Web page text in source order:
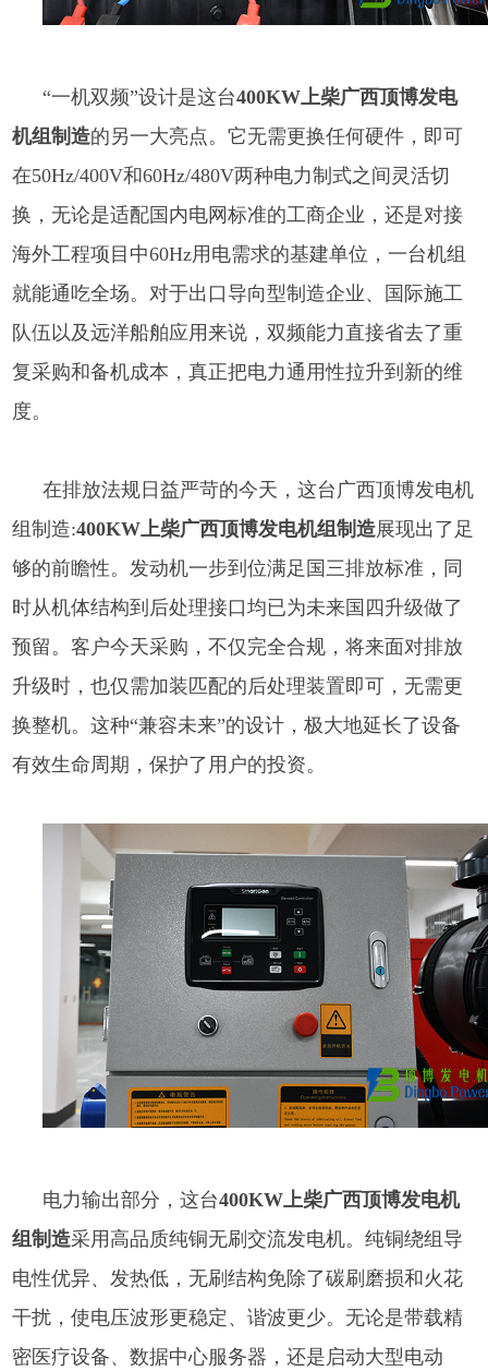
“一机双频”设计是这台400KW上柴广西顶博发电
机组制造的另一大亮点。它无需更换任何硬件，即可
在50Hz/400V和60Hz/480V两种电力制式之间灵活切
换，无论是适配国内电网标准的工商企业，还是对接
海外工程项目中60Hz用电需求的基建单位，一台机组
就能通吃全场。对于出口导向型制造企业、国际施工
队伍以及远洋船舶应用来说，双频能力直接省去了重
复采购和备机成本，真正把电力通用性拉升到新的维
度。
在排放法规日益严苛的今天，这台 广西顶博发电机
组制造:400KW上柴广西顶博发电机组制造展现出了足
够的前瞻性。发动机一步到位满足国三排放标准，同
时从机体结构到后处理接口均已为未来国四升级做了
预留。客户今天采购，不仅完全合规，将来面对排放
升级时，也仅需加装匹配的后处理装置即可，无需更
换整机。这种“兼容未来”的设计，极大地延长了设备
有效生命周期，保护了用户的投资。
电力输出部分，这台400KW上柴广西顶博发电机
组制造采用高品质纯铜无刷交流发电机。纯铜绕组导
电性优异、发热低，无刷结构免除了碳刷磨损和火花
干扰，使电压波形更稳定、谐波更少。无论是带载精
密医疗设备、数据中心服务器，还是启动大型电动